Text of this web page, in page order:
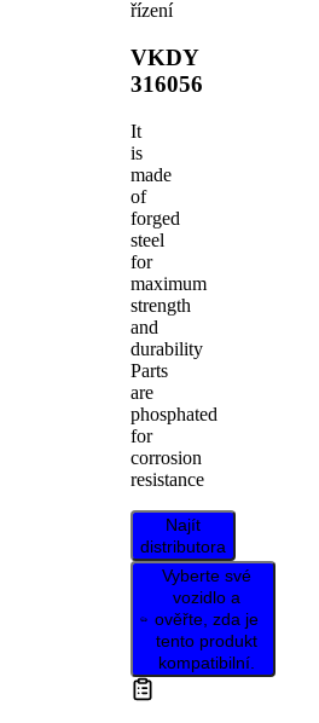
řízení
VKDY
316056
It
is
made
of
forged
steel
for
maximum
strength
and
durability
Parts
are
phosphated
for
corrosion
resistance
Najít
distributora
Vyberte své
vozidlo a
ověřte, zda je
tento produkt
kompatibilní.